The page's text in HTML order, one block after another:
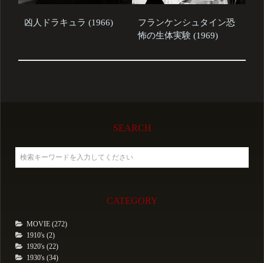
凶人ドラキュラ (1966)
フランケンシュタイン恐
怖の生体実験 (1969)
SEARCH
CATEGORY
MOVIE (272)
1910's (2)
1920's (22)
1930's (34)